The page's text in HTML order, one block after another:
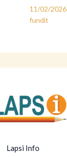
11/02/2026
fundit
Lapsi Info